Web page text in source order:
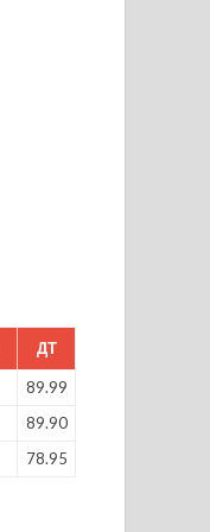
ДТ
89.99
89.90
78.95